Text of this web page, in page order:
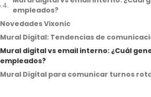
empleados?
Novedades Vixonic
Mural Digital: Tendencias de
Mural digital vs email interno: ¿Cuál
empleados?
Mural Digital para comunicar turnos